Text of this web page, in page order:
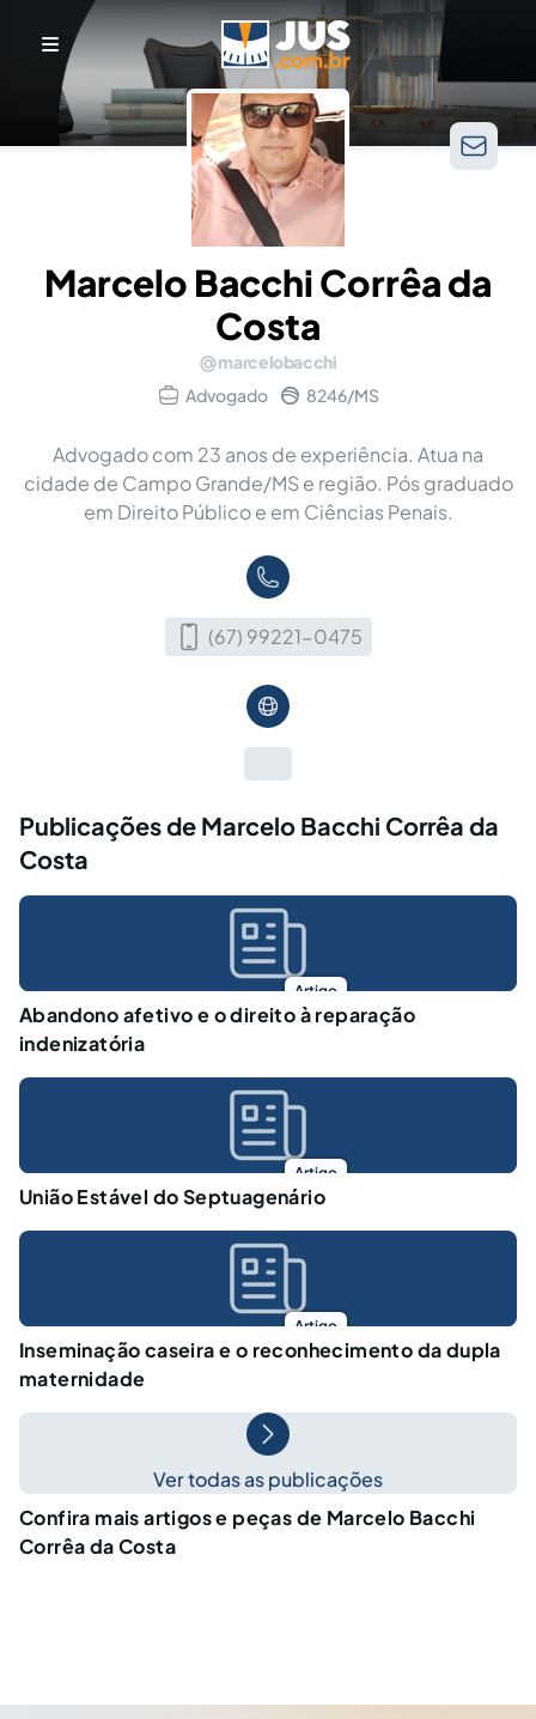
Marcelo Bacchi Corrêa da
Costa
marcelobacchi
Advogado
8246/MS
Advogado com 23 anos de experiência. Atua na
cidade de Campo Grande/MS e região. Pós graduado
em Direito Público e em Ciências Penais.
(67) 99221-0475
Publicações de Marcelo Bacchi Corrêa da
Costa
Artigo
Abandono afetivo e o direito à reparação
indenizatória
Artigo
União Estável do Septuagenário
Artigo
Inseminação caseira e o reconhecimento da dupla
maternidade
Ver todas as publicações
Confira mais artigos e peças de Marcelo Bacchi
Corrêa da Costa